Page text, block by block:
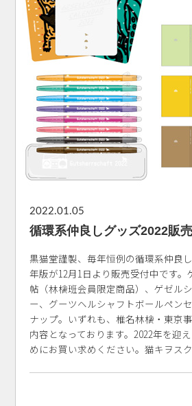
2022.01.05
循環系仲良しグッズ2022販
黒猫堂謹製、毎年恒例の循環系仲良
年版が12月1日より販売受付中です。
帖（林檎班会員限定商品）、ゲゼル
ー、グーツヘルシャフトボールペン
ナップ。いずれも、椎名林檎・東京
内容となっております。2022年を迎
めにお買い求めください。猫キヲスク